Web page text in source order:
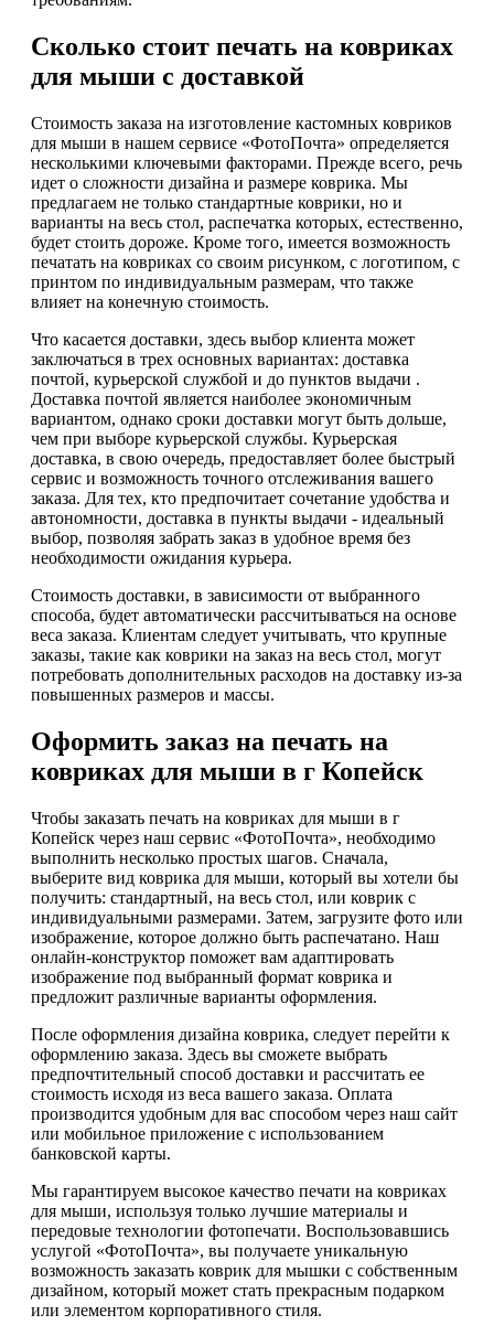
Сколько стоит печать на ковриках
для мыши с доставкой
Стоимость заказа на изготовление кастомных ковриков
для мыши в нашем сервисе «ФотоПочта» определяется
несколькими ключевыми факторами. Прежде всего, речь
идет о сложности дизайна и размере коврика. Мы
предлагаем не только стандартные коврики, но и
варианты на весь стол, распечатка которых, естественно,
будет стоить дороже. Кроме того, имеется возможность
печатать на ковриках со своим рисунком, с логотипом, с
принтом по индивидуальным размерам, что также
влияет на конечную стоимость.
Что касается доставки, здесь выбор клиента может
заключаться в трех основных вариантах: доставка
почтой, курьерской службой и до пунктов выдачи .
Доставка почтой является наиболее экономичным
вариантом, однако сроки доставки могут быть дольше,
чем при выборе курьерской службы. Курьерская
доставка, в свою очередь, предоставляет более быстрый
сервис и возможность точного отслеживания вашего
заказа. Для тех, кто предпочитает сочетание удобства и
автономности, доставка в пункты выдачи - идеальный
выбор, позволяя забрать заказ в удобное время без
необходимости ожидания курьера.
Стоимость доставки, в зависимости от выбранного
способа, будет автоматически рассчитываться на основе
веса заказа. Клиентам следует учитывать, что крупные
заказы, такие как коврики на заказ на весь стол, могут
потребовать дополнительных расходов на доставку из-за
повышенных размеров и массы.
Оформить заказ на печать на
ковриках для мыши в г Копейск
Чтобы заказать печать на ковриках для мыши в г
Копейск через наш сервис «ФотоПочта», необходимо
выполнить несколько простых шагов. Сначала,
выберите вид коврика для мыши, который вы хотели бы
получить: стандартный, на весь стол, или коврик с
индивидуальными размерами. Затем, загрузите фото или
изображение, которое должно быть распечатано. Наш
онлайн-конструктор поможет вам адаптировать
изображение под выбранный формат коврика и
предложит различные варианты оформления.
После оформления дизайна коврика, следует перейти к
оформлению заказа. Здесь вы сможете выбрать
предпочтительный способ доставки и рассчитать ее
стоимость исходя из веса вашего заказа. Оплата
производится удобным для вас способом через наш сайт
или мобильное приложение с использованием
банковской карты.
Мы гарантируем высокое качество печати на ковриках
для мыши, используя только лучшие материалы и
передовые технологии фотопечати. Воспользовавшись
услугой «ФотоПочта», вы получаете уникальную
возможность заказать коврик для мышки с собственным
дизайном, который может стать прекрасным подарком
или элементом корпоративного стиля.